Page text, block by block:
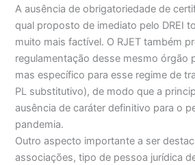
A ausência de obrigatoriedade de
qual proposto de imediato pelo DREI
muito mais factível. O RJET também
regulamentação desse mesmo órgão
mas específico para esse regime de
PL substitutivo), de modo que a
ausência de caráter definitivo para o
pandemia.
Outro aspecto importante a ser
associações, tipo de pessoa jurídica